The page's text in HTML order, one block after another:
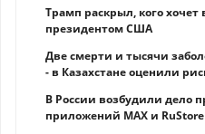
Трамп раскрыл, кого
президентом США
Две смерти и тысячи
- в Казахстане оценили
В России возбудили дело
приложений MAX и RuStore